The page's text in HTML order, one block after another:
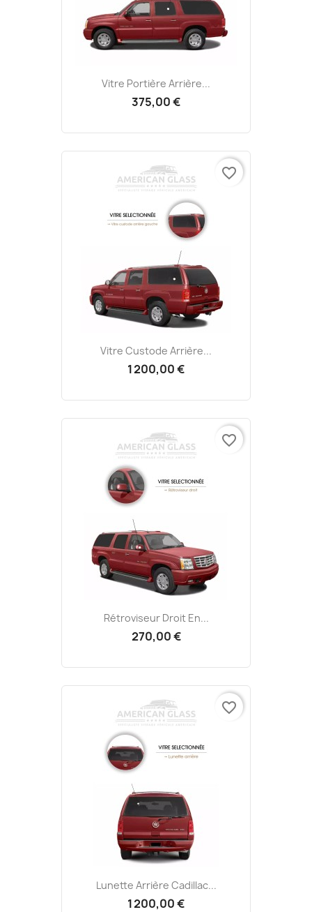
Vitre Portière Arrière...
375,00 €
Vitre Custode Arrière...
1 200,00 €
favorite_border
Rétroviseur Droit En...
270,00 €
favorite_border
Lunette Arrière Cadillac...
1 200,00 €
favorite_border